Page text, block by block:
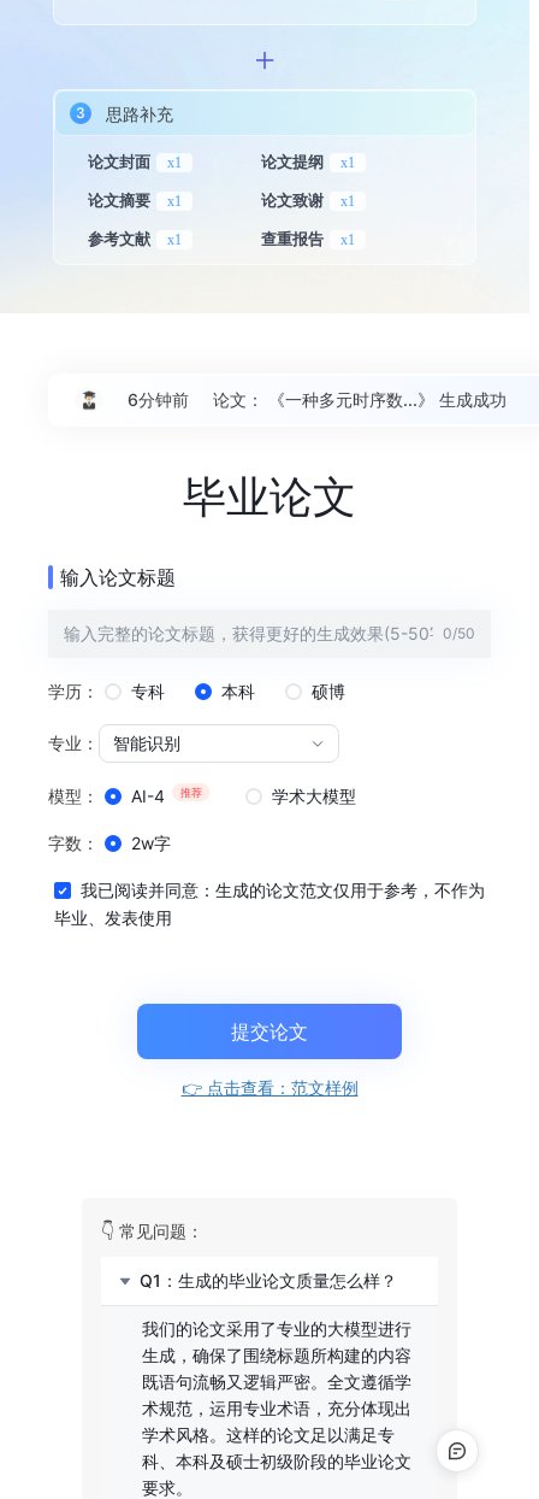
3 思路补充
论文封面 x1 论文提纲 x1
论文摘要 x1 论文致谢 x1
参考文献 x1 查重报告 x1
6分钟前 论文： 《一种多元时序数...》 生成成功
毕业论文
输入论文标题
0/50
学历： 专科 本科 硕博
专业： 智能识别
模型： AI-4 推荐 学术大模型
字数： 2w字
我已阅读并同意：生成的论文范文仅用于参考，不作为
毕业、发表使用
提交论文
👉 点击查看：范文样例
👇 常见问题：
Q1：生成的毕业论文质量怎么样？
我们的论文采用了专业的大模型进行
生成，确保了围绕标题所构建的内容
既语句流畅又逻辑严密。全文遵循学
术规范，运用专业术语，充分体现出
学术风格。这样的论文足以满足专
科、本科及硕士初级阶段的毕业论文
要求。